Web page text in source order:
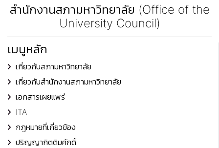
สำนักงานสภามหาวิทยาลัย (Office of the
University Council)
เมนูหลัก
เกี่ยวกับสภามหาวิทยาลัย
เกี่ยวกับสำนักงานสภามหาวิทยาลัย
เอกสารเผยแพร่
ITA
กฎหมายที่เกี่ยวข้อง
ปริญญากิตติมศักดิ์